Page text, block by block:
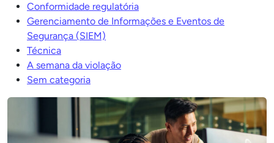
Conformidade regulatória
Gerenciamento de Informações e Eventos de
Segurança (SIEM)
Técnica
A semana da violação
Sem categoria